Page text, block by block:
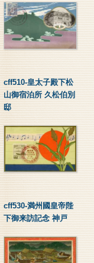
cff510-皇太子殿下松
山御宿泊所 久松伯別
邸
cff530-満州國皇帝陛
下御来訪記念 神戸